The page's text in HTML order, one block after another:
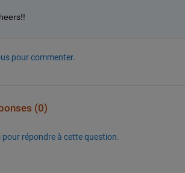
pour commenter.
(0)
pour répondre à cette question.